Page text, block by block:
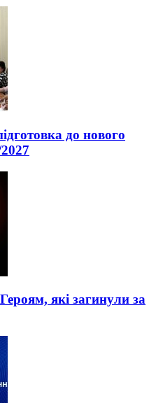
до нового
які загинули за